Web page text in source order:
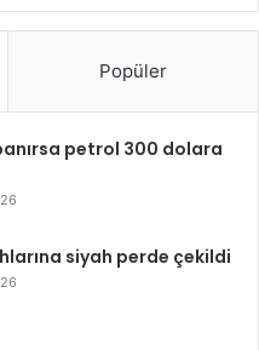
Popüler
petrol 300 dolara
siyah perde çekildi